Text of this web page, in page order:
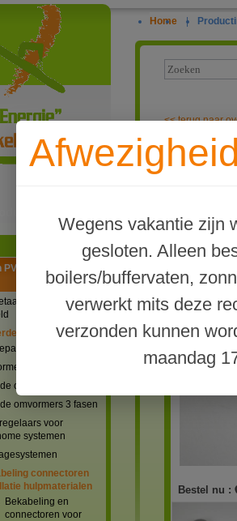
systemen
netgekoppeld
omvormers 1 fase
omvormers 3 fasen
voor
systemen
connectoren
hulpmaterialen
Bekabeling en
connectoren voor
Home |
Wegens vakantie zijn
gesloten. Alleen
boilers/buffervaten,
verwerkt mits deze
verzonden kunnen
maandag
<<terug naar
Geisoleerde
Bestel nu :